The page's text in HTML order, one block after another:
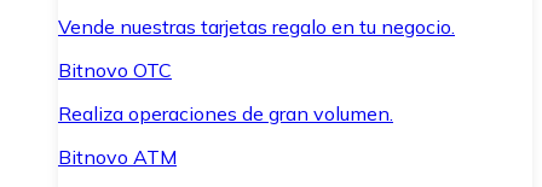
Vende nuestras tarjetas regalo en tu negocio.
Bitnovo OTC
Realiza operaciones de gran volumen.
Bitnovo ATM